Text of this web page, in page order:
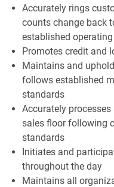
Accurately rings
counts change back
established
Promotes credit and
Maintains and
follows established
standards
Accurately
sales floor following
standards
Initiates and
throughout the day
Maintains all